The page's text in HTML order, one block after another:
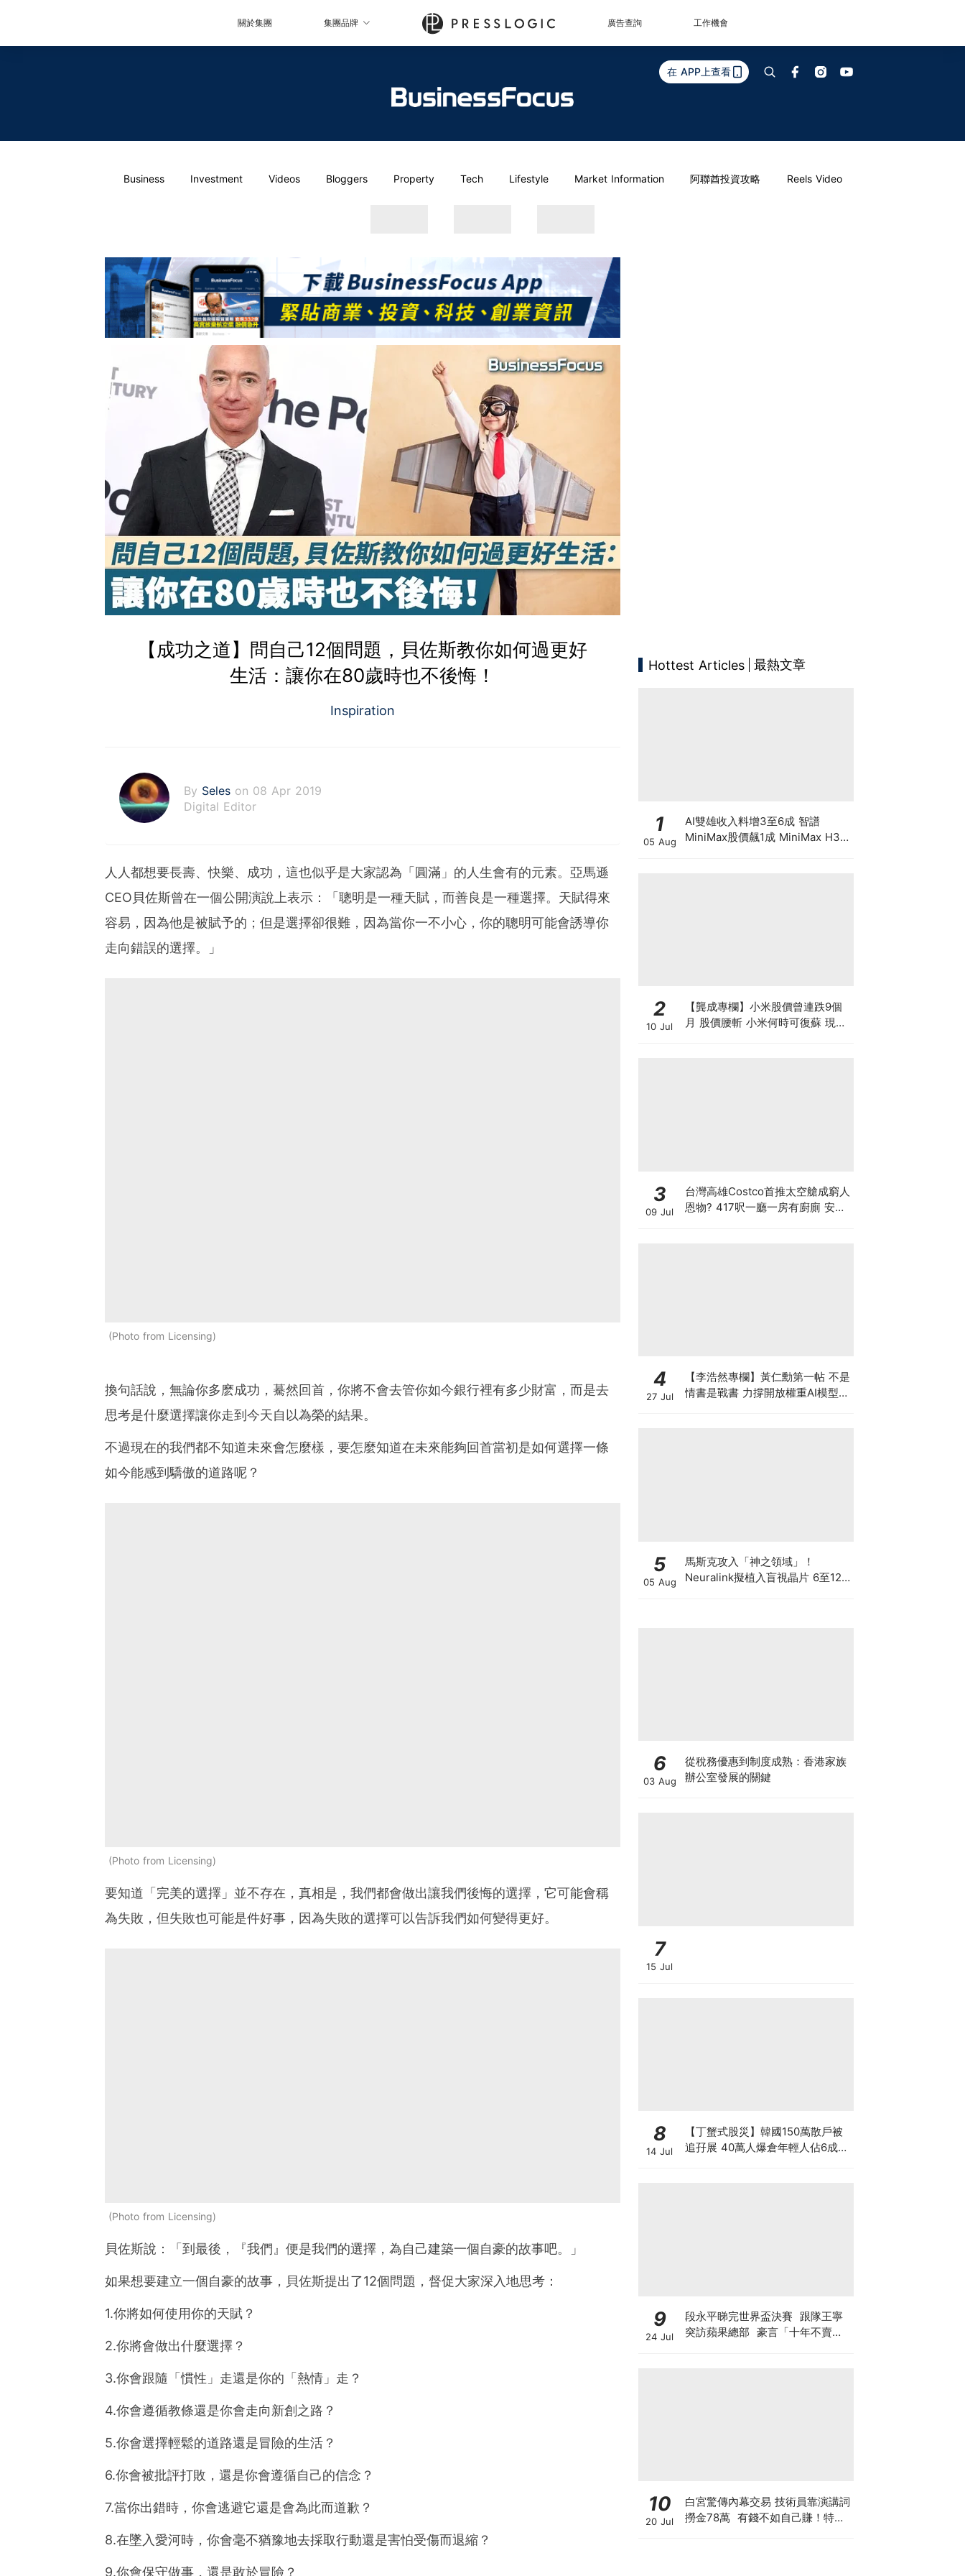
關於集團 集團品牌 廣告查詢 工作機會
在 APP上查看
Business Investment Videos Bloggers Property Tech Lifestyle Market Information 阿聯酋投資攻略 Reels Video
【成功之道】問自己12個問題，貝佐斯教你如何過更好
生活：讓你在80歲時也不後悔！
Inspiration
By Seles on 08 Apr 2019
Digital Editor
人人都想要長壽、快樂、成功，這也似乎是大家認為「圓滿」的人生會有的元素。亞馬遜
CEO貝佐斯曾在一個公開演說上表示：「聰明是一種天賦，而善良是一種選擇。天賦得來
容易，因為他是被賦予的；但是選擇卻很難，因為當你一不小心，你的聰明可能會誘導你
走向錯誤的選擇。」
Photo from Licensing
換句話說，無論你多麽成功，驀然回首，你將不會去管你如今銀行裡有多少財富，而是去
思考是什麼選擇讓你走到今天自以為榮的結果。
不過現在的我們都不知道未來會怎麼樣，要怎麼知道在未來能夠回首當初是如何選擇一條
如今能感到驕傲的道路呢？
Photo from Licensing
要知道「完美的選擇」並不存在，真相是，我們都會做出讓我們後悔的選擇，它可能會稱
為失敗，但失敗也可能是件好事，因為失敗的選擇可以告訴我們如何變得更好。
Photo from Licensing
貝佐斯說：「到最後，『我們』便是我們的選擇，為自己建築一個自豪的故事吧。」
如果想要建立一個自豪的故事，貝佐斯提出了12個問題，督促大家深入地思考：
1.你將如何使用你的天賦？
2.你將會做出什麼選擇？
3.你會跟隨「慣性」走還是你的「熱情」走？
4.你會遵循教條還是你會走向新創之路？
5.你會選擇輕鬆的道路還是冒險的生活？
6.你會被批評打敗，還是你會遵循自己的信念？
7.當你出錯時，你會逃避它還是會為此而道歉？
8.在墜入愛河時，你會毫不猶豫地去採取行動還是害怕受傷而退縮？
9.你會保守做事，還是敢於冒險？
Hottest Articles 最熱文章
1
05 Aug
AI雙雄收入料增3至6成 智譜
MiniMax股價飆1成 MiniMax H3
2
10 Jul
【龔成專欄】小米股價曾連跌9個
月 股價腰斬 小米何時可復蘇 現在
3
09 Jul
台灣高雄Costco首推太空艙成窮人
恩物? 417呎一廳一房有廚廁 安樂
4
27 Jul
【李浩然專欄】黃仁勳第一帖 不是
情書是戰書 力撐開放權重AI模型
5
05 Aug
馬斯克攻入「神之領域」！
Neuralink擬植入盲視晶片 6至12
6
03 Aug
從稅務優惠到制度成熟：香港家族
辦公室發展的關鍵
7
15 Jul
8
14 Jul
【丁蟹式股災】韓國150萬散戶被
追孖展 40萬人爆倉年輕人佔6成
9
24 Jul
段永平睇完世界盃決賽 跟隊王寧
突訪蘋果總部 豪言「十年不賣泡
10
20 Jul
白宮驚傳內幕交易 技術員靠演講詞
撈金78萬 有錢不如自己賺！特朗